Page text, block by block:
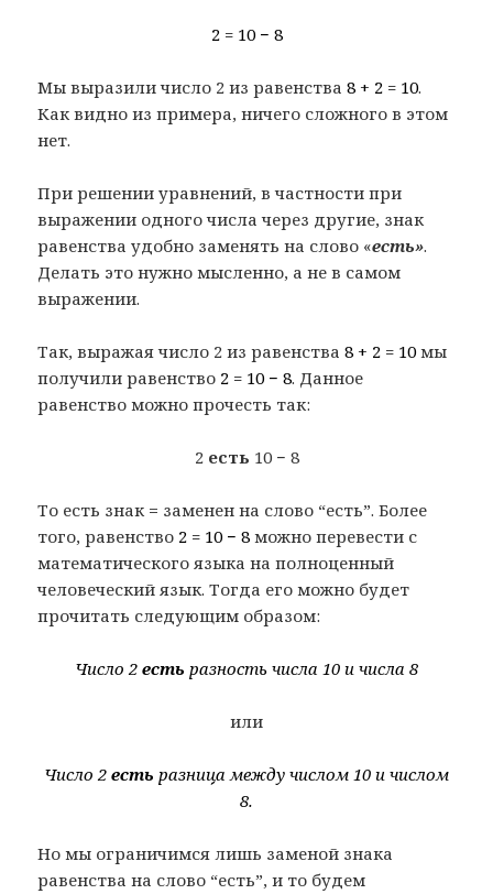
2 = 10 − 8
Мы выразили число 2 из равенства8 + 2 = 10.
Как видно из примера, ничего сложного в этом
нет.
При решении уравнений, в частности при
выражении одного числа через другие, знак
равенства удобно заменять на слово «есть».
Делать это нужно мысленно, а не в самом
выражении.
Так, выражая число 2 из равенства8 + 2 = 10 мы
получили равенство 2 = 10 − 8. Данное
равенство можно прочесть так:
2 есть 10 − 8
То есть знак = заменен на слово “есть”. Более
того, равенство 2 = 10 − 8 можно перевести с
математического языка на полноценный
человеческий язык. Тогда его можно будет
прочитать следующим образом:
Число 2 есть разность числа 10 и числа 8
или
Число 2 есть разница между числом 10 и числом
8.
Но мы ограничимся лишь заменой знака
равенства на слово “есть”, и то будем